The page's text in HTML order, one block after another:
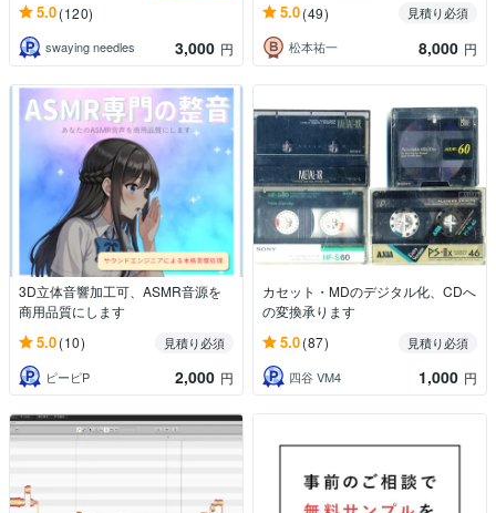
5.0(120)
swaying needles 3,000 円
5.0(49)
見積り必須
松本祐一
8,000 円
3D立体音響加工可、ASMR音源を
商用品質にします
5.0(10)
見積り必須
ピーピP
2,000 円
カセット・MDのデジタル化、CDへ
の変換承ります
5.0(87)
見積り必須
四谷 VM4
1,000 円